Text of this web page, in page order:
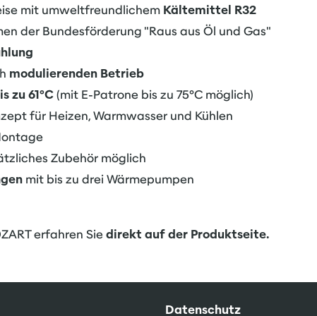
mit umweltfreundlichem Kältemittel R32
der Bundesförderung "Raus aus Öl und Gas"
modulierenden Betrieb
zu 61°C(mit E-Patrone bis zu 75°C möglich)
für Heizen, Warmwasser und Kühlen
Zubehör möglich
mit bis zu drei Wärmepumpen
erfahren Siedirekt auf der Produktseite.
Datenschutz